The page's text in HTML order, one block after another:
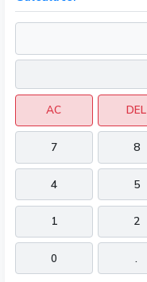
AC DEL
7 8
4 5
1 2
0 .